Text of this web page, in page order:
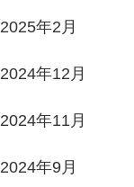
2025年2月
2024年12月
2024年11月
2024年9月